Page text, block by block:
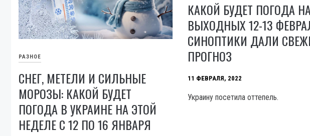
РАЗНОЕ
СНЕГ, МЕТЕЛИ И СИЛЬНЫЕ
МОРОЗЫ: КАКОЙ БУДЕТ
ПОГОДА В УКРАИНЕ НА ЭТОЙ
НЕДЕЛЕ С 12 ПО 16 ЯНВАРЯ
КАКОЙ БУДЕТ ПОГОДА НА
ВЫХОДНЫХ 12-13
СИНОПТИКИ ДАЛИ
ПРОГНОЗ
11 ФЕВРАЛЯ, 2022
Украину посетила оттепель.